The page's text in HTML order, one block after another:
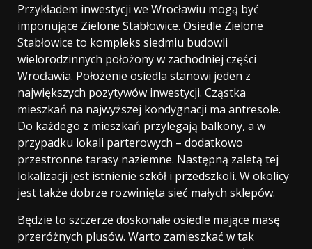
Przykładem inwestycji we Wrocławiu mogą być
imponujące Zielone Stabłowice. Osiedle Zielone
Stabłowice to kompleks siedmiu budowli
wielorodzinnych położony w zachodniej części
Wrocławia. Położenie osiedla stanowi jeden z
największych pozytywów inwestycji. Cząstka
mieszkań na najwyższej kondygnacji ma antresole.
Do każdego z mieszkań przylegają balkony, a w
przypadku lokali parterowych – dodatkowo
przestronne tarasy naziemne. Następną zaletą tej
lokalizacji jest istnienie szkół i przedszkoli. W okolicy
jest także dobrze rozwinięta sieć małych sklepów.
Będzie to szczerze doskonałe osiedle mające masę
przeróżnych plusów. Warto zamieszkać w tak